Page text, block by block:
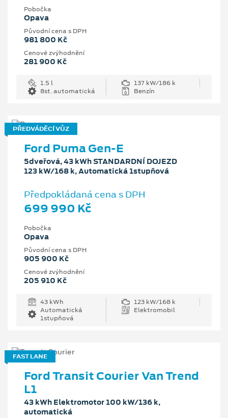
Pobočka
Opava
Původní cena s DPH
981 800 Kč
Cenové zvýhodnění
281 900 Kč
1.5 l
137 kW/186 k
8st. automatická
Benzín
PŘEDVÁDĚCÍ VŮZ
Ford Puma Gen-E
5dveřová, 43 kWh STANDARDNÍ DOJEZD
123 kW/168 k, Automatická 1stupňová
Předpokládaná cena s DPH
699 990 Kč
Pobočka
Opava
Původní cena s DPH
905 900 Kč
Cenové zvýhodnění
205 910 Kč
43 kWh
123 kW/168 k
Automatická
1stupňová
Elektromobil
FAST LANE
Ford Transit Courier Van Trend
L1
43 kWh Elektromotor 100 kW/136 k,
automatická